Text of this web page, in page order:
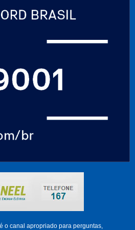
o canal apropriado para perguntas,